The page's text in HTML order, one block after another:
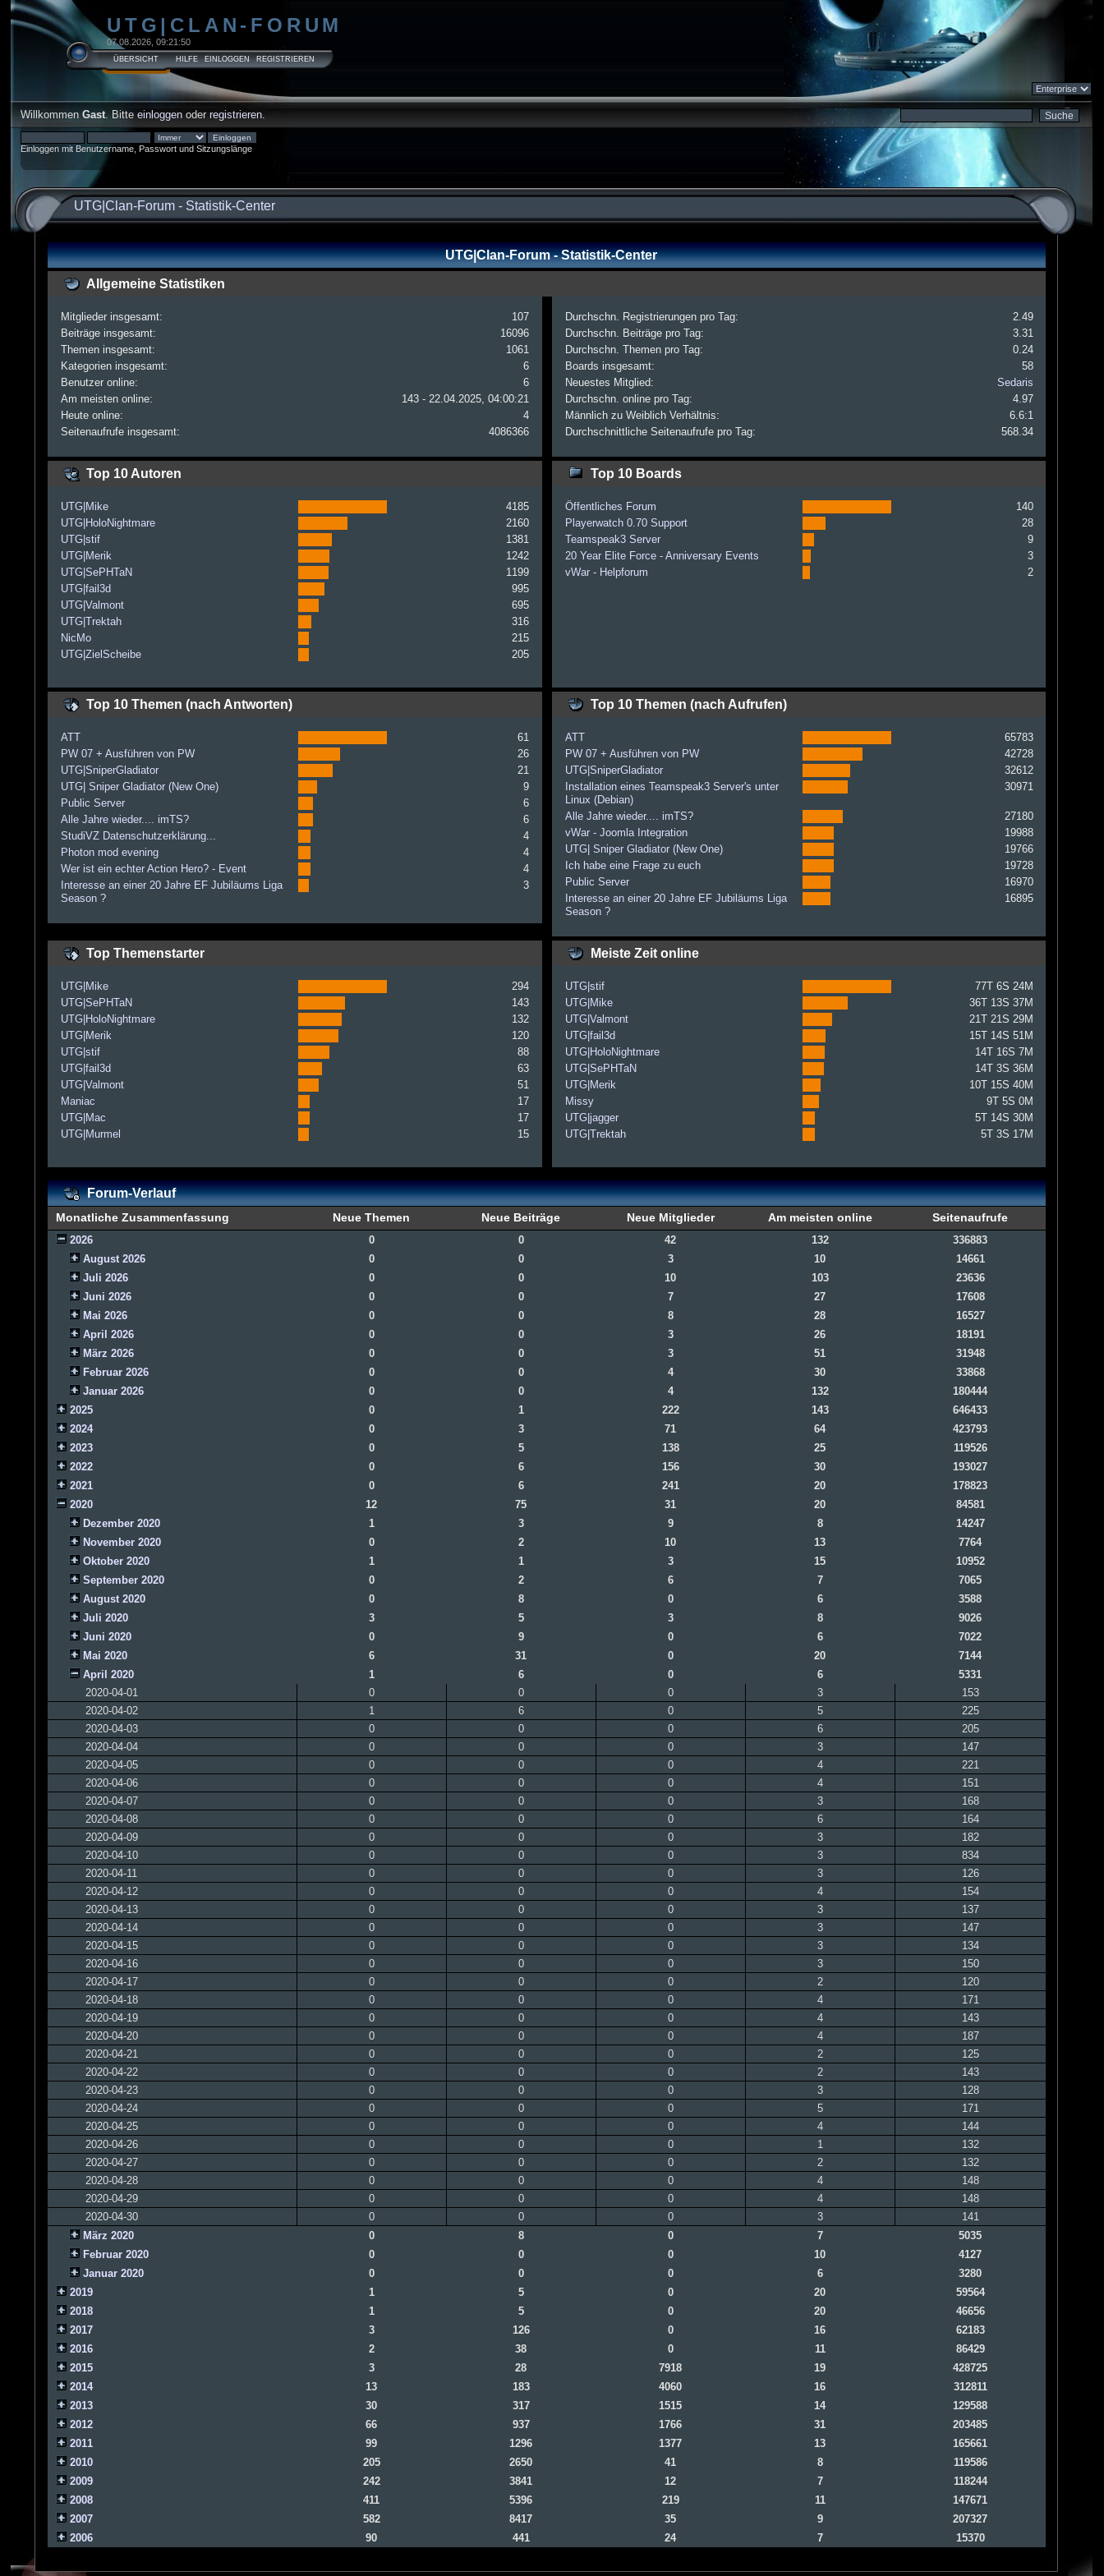
Willkommen Gast. Bitte einloggen oder registrieren.
Einloggen mit Benutzername, Passwort und Sitzungslänge
UTG|CLAN-FORUM
07.08.2026, 09:21:50
ÜBERSICHT HILFE EINLOGGEN REGISTRIEREN
UTG|Clan-Forum - Statistik-Center
UTG|Clan-Forum - Statistik-Center
Allgemeine Statistiken
Mitglieder insgesamt:
107
Beiträge insgesamt:
16096
Themen insgesamt:
1061
Kategorien insgesamt:
6
Benutzer online:
6
Am meisten online:
143 - 22.04.2025, 04:00:21
Heute online:
4
Seitenaufrufe insgesamt:
4086366
Durchschn. Registrierungen pro Tag:
2.49
Durchschn. Beiträge pro Tag:
3.31
Durchschn. Themen pro Tag:
0.24
Boards insgesamt:
58
Neuestes Mitglied:
Sedaris
Durchschn. online pro Tag:
4.97
Männlich zu Weiblich Verhältnis:
6.6:1
Durchschnittliche Seitenaufrufe pro Tag:
568.34
Top 10 Autoren
UTG|Mike
4185
UTG|HoloNightmare
2160
UTG|stif
1381
UTG|Merik
1242
UTG|SePHTaN
1199
UTG|fail3d
995
UTG|Valmont
695
UTG|Trektah
316
NicMo
215
UTG|ZielScheibe
205
Top 10 Boards
Öffentliches Forum
140
Playerwatch 0.70 Support
28
Teamspeak3 Server
9
20 Year Elite Force - Anniversary Events
3
vWar - Helpforum
2
Top 10 Themen (nach Antworten)
ATT
61
PW 07 + Ausführen von PW
26
UTG|SniperGladiator
21
UTG| Sniper Gladiator (New One)
9
Public Server
6
Alle Jahre wieder.... imTS?
6
StudiVZ Datenschutzerklärung...
4
Photon mod evening
4
Wer ist ein echter Action Hero? - Event
4
Interesse an einer 20 Jahre EF Jubiläums Liga
Season ?
3
Top 10 Themen (nach Aufrufen)
ATT
65783
PW 07 + Ausführen von PW
42728
UTG|SniperGladiator
32612
Installation eines Teamspeak3 Server's unter
Linux (Debian)
30971
Alle Jahre wieder.... imTS?
27180
vWar - Joomla Integration
19988
UTG| Sniper Gladiator (New One)
19766
Ich habe eine Frage zu euch
19728
Public Server
16970
Interesse an einer 20 Jahre EF Jubiläums Liga
Season ?
16895
Top Themenstarter
UTG|Mike
294
UTG|SePHTaN
143
UTG|HoloNightmare
132
UTG|Merik
120
UTG|stif
88
UTG|fail3d
63
UTG|Valmont
51
Maniac
17
UTG|Mac
17
UTG|Murmel
15
Meiste Zeit online
UTG|stif
77T 6S 24M
UTG|Mike
36T 13S 37M
UTG|Valmont
21T 21S 29M
UTG|fail3d
15T 14S 51M
UTG|HoloNightmare
14T 16S 7M
UTG|SePHTaN
14T 3S 36M
UTG|Merik
10T 15S 40M
Missy
9T 5S 0M
UTG|jagger
5T 14S 30M
UTG|Trektah
5T 3S 17M
Forum-Verlauf
Monatliche Zusammenfassung Neue Themen Neue Beiträge Neue Mitglieder Am meisten online
Seitenaufrufe
2026
0 0 42 132
336883
August 2026
0 0 3 10
14661
Juli 2026
0 0 10 103
23636
Juni 2026
0 0 7 27
17608
Mai 2026
0 0 8 28
16527
April 2026
0 0 3 26
18191
März 2026
0 0 3 51
31948
Februar 2026
0 0 4 30
33868
Januar 2026
0 0 4 132
180444
2025
0 1 222 143
646433
2024
0 3 71 64
423793
2023
0 5 138 25
119526
2022
0 6 156 30
193027
2021
0 6 241 20
178823
2020
12 75 31 20
84581
Dezember 2020
1 3 9 8
14247
November 2020
0 2 10 13
7764
Oktober 2020
1 1 3 15
10952
September 2020
0 2 6 7
7065
August 2020
0 8 0 6
3588
Juli 2020
3 5 3 8
9026
Juni 2020
0 9 0 6
7022
Mai 2020
6 31 0 20
7144
April 2020
1 6 0 6
5331
2020-04-01
0 0 0 3
153
2020-04-02
1 6 0 5
225
2020-04-03
0 0 0 6
205
2020-04-04
0 0 0 3
147
2020-04-05
0 0 0 4
221
2020-04-06
0 0 0 4
151
2020-04-07
0 0 0 3
168
2020-04-08
0 0 0 6
164
2020-04-09
0 0 0 3
182
2020-04-10
0 0 0 3
834
2020-04-11
0 0 0 3
126
2020-04-12
0 0 0 4
154
2020-04-13
0 0 0 3
137
2020-04-14
0 0 0 3
147
2020-04-15
0 0 0 3
134
2020-04-16
0 0 0 3
150
2020-04-17
0 0 0 2
120
2020-04-18
0 0 0 4
171
2020-04-19
0 0 0 4
143
2020-04-20
0 0 0 4
187
2020-04-21
0 0 0 2
125
2020-04-22
0 0 0 2
143
2020-04-23
0 0 0 3
128
2020-04-24
0 0 0 5
171
2020-04-25
0 0 0 4
144
2020-04-26
0 0 0 1
132
2020-04-27
0 0 0 2
132
2020-04-28
0 0 0 4
148
2020-04-29
0 0 0 4
148
2020-04-30
0 0 0 3
141
März 2020
0 8 0 7
5035
Februar 2020
0 0 0 10
4127
Januar 2020
0 0 0 6
3280
2019
1 5 0 20
59564
2018
1 5 0 20
46656
2017
3 126 0 16
62183
2016
2 38 0 11
86429
2015
3 28 7918 19
428725
2014
13 183 4060 16
312811
2013
30 317 1515 14
129588
2012
66 937 1766 31
203485
2011
99 1296 1377 13
165661
2010
205 2650 41 8
119586
2009
242 3841 12 7
118244
2008
411 5396 219 11
147671
2007
582 8417 35 9
207327
2006
90 441 24 7 15370